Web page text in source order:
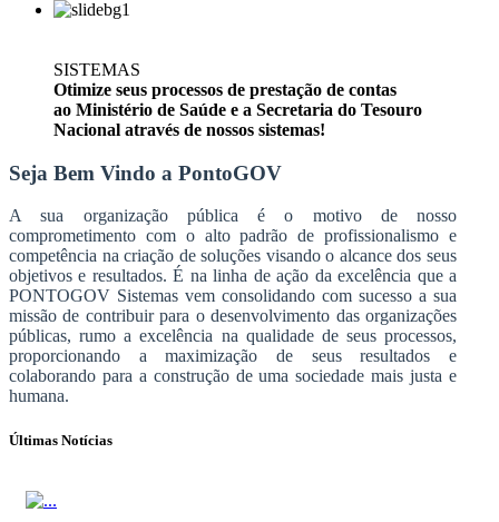
SISTEMAS
Otimize seus processos de prestação de contas
ao Ministério de Saúde e a Secretaria do Tesouro
Nacional através de nossos sistemas!
Seja Bem Vindo a PontoGOV
A sua organização pública é o motivo de nosso
comprometimento com o alto padrão de profissionalismo e
competência na criação de soluções visando o alcance dos seus
objetivos e resultados. É na linha de ação da excelência que a
PONTOGOV Sistemas vem consolidando com sucesso a sua
missão de contribuir para o desenvolvimento das organizações
públicas, rumo a excelência na qualidade de seus processos,
proporcionando a maximização de seus resultados e
colaborando para a construção de uma sociedade mais justa e
humana.
Últimas Notícias